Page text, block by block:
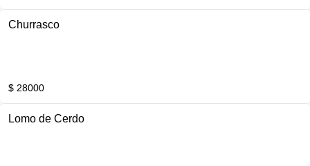
Churrasco
$ 28000
Lomo de Cerdo